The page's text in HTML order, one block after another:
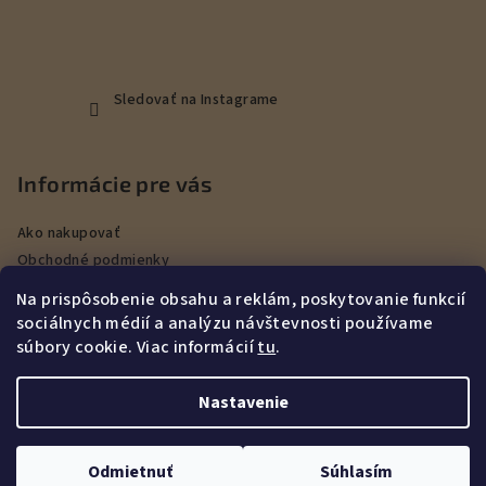
Na prispôsobenie obsahu a reklám, poskytovanie funkcií
sociálnych médií a analýzu návštevnosti používame
súbory cookie. Viac informáciítu.
Nastavenie
Odmietnuť Súhlasím
Sledovať na Instagrame
Informácie pre vás
Ako nakupovať
Obchodné podmienky
Podmienky ochrany osobných údajov
Veľkoobchod
Kontakty
Upraviť nastavenie cookies